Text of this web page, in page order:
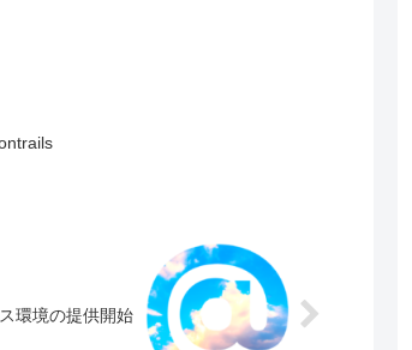
環境の提供開始